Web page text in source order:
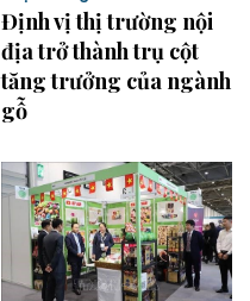
Định vị thị trường nội
địa trở thành trụ cột
tăng trưởng của ngành
gỗ